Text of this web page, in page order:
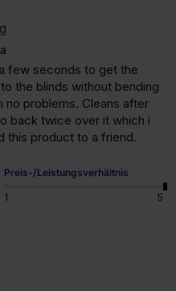
few seconds to get the
the blinds without bending
no problems. Cleans after
back twice over it which i
this product to a friend.
Preis-/Leistungsverhältnis
1
5